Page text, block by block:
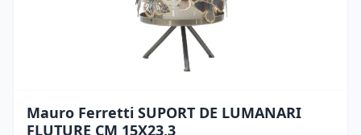
Mauro Ferretti SUPORT DE LUMANARI
FLUTURE CM 15X23,3